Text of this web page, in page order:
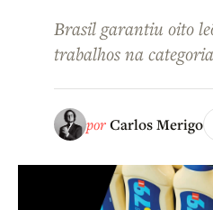
Brasil garantiu oito
trabalhos na categoria
porCarlos Merigo